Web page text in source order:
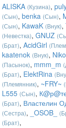
ALISKA (Кузина),
(Сын), benka (Сын),
(Сын), KawaK (Внук),
(Невестка), GNUZ
(Брат), AcidGirl
kaatenok (Внук),
(Пасынок), mmm_m
(Брат), ElektRina
(Племянник), ~FRY~
L555 (Сын),
(Брат), Властелин
(Сестра), _OSOB_
(Брат),